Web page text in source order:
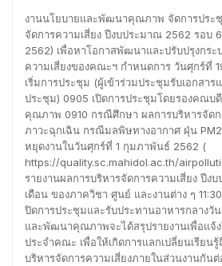
งานนโยบายและพัฒนาคุณภาพ จัดการประ
จัดการความเสี่ยง ปีงบประมาณ 2562 รอบ
2562) เพื่อหาโอกาสพัฒนาและปรับปรุงกระ
ความเสี่ยงของคณะฯ กำหนดการ วันศุกร์ที่
เริ่มการประชุม (ผู้เข้าร่วมประชุมรับเอกสาร
ประชุม) 0905 เปิดการประชุมโดยรองคณบ
คุณภาพ 0910 กรณีศึกษา ผลการบริหารจัดก
ภาวะฉุกเฉิน กรณีมลพิษทางอากาศ ฝุ่น
หยุดงานในวันศุกร์ที่ 1 กุมภาพันธ์ 2562 (
https://quality.sc.mahidol.ac.th/
รายงานผลการบริหารจัดการความเสี่ยง ปีง
เดือน ของภาควิชา ศูนย์ และงานต่าง ๆ
ปิดการประชุมและรับประทานอาหารกลางวั
และพัฒนาคุณภาพจะได้สรุปรายงานเพื่อแจ้
ประจำคณะ เพื่อให้เกิดการแลกเปลี่ยนเรียน
บริหารจัดการความเสี่ยงภายในส่วนงานกัน